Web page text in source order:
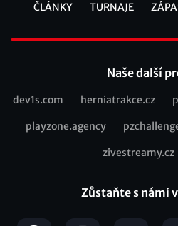
ČLÁNKY TURNAJE
Naše další
Recommended
dev1s.com herniatrakce.cz
playzone.agency
zivestreamy.cz
Zůstaňte s námi